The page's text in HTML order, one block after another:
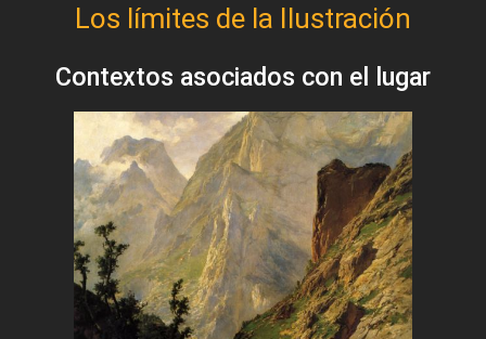
Los límites de la Ilustración
Contextos asociados con el lugar